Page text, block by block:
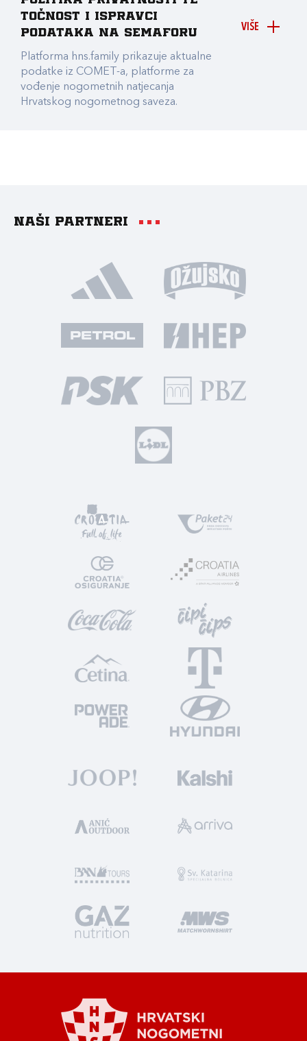
VIŠE
točnost i ispravci
podataka na Semaforu
Platforma hns.family prikazuje aktualne
podatke iz COMET-a, platforme za
vođenje nogometnih natjecanja
Hrvatskog nogometnog saveza.
Naši partneri